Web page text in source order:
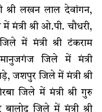
श्री लखन लाल देवांगन,
मंत्री श्री ओ.पी. चौधरी,
में मंत्री श्री टंकराम
जिले में मंत्री
जशपुर जिले में मंत्री श्री
जिले में मंत्री श्री गुरु
जिले में मंत्री श्री